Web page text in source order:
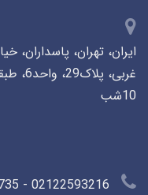
ایران، تهران، پاسداران،
10شب